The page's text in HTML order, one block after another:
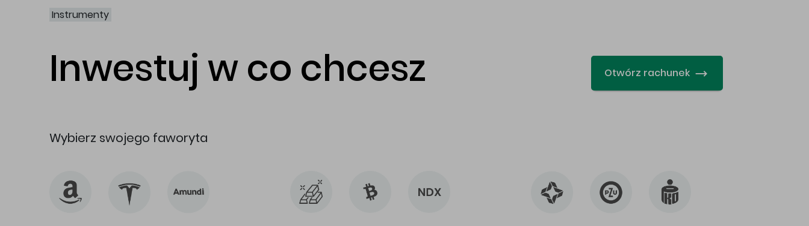
Instrumenty
Inwestuj w co chcesz Otwórz rachunek
Wybierz swojego faworyta